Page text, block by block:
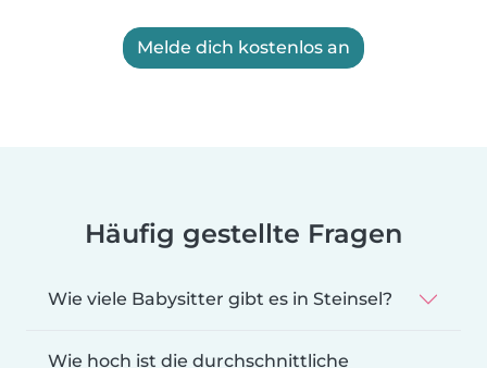
Melde dich kostenlos an
Häufig gestellte Fragen
Wie viele Babysitter gibt es in Steinsel?
Wie hoch ist die durchschnittliche